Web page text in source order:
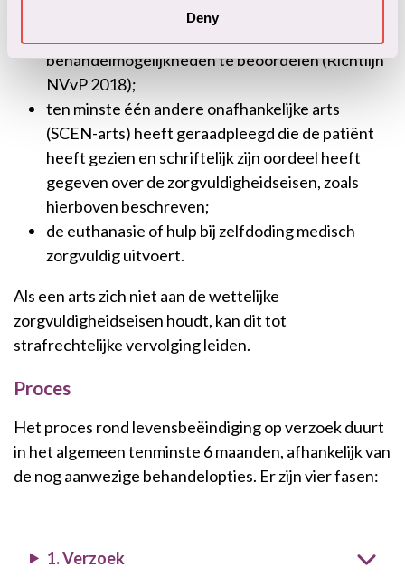
Deny
van de SCEN-arts een onafhankelijk psychiater
behandelmogelijkheden te beoordelen (Richtlijn
NVvP 2018);
ten minste één andere onafhankelijke arts
(SCEN-arts) heeft geraadpleegd die de patiënt
heeft gezien en schriftelijk zijn oordeel heeft
gegeven over de zorgvuldigheidseisen, zoals
hierboven beschreven;
de euthanasie of hulp bij zelfdoding medisch
zorgvuldig uitvoert.
Als een arts zich niet aan de wettelijke
zorgvuldigheidseisen houdt, kan dit tot
strafrechtelijke vervolging leiden.
Proces
Het proces rond levensbeëindiging op verzoek duurt
in het algemeen tenminste 6 maanden, afhankelijk van
de nog aanwezige behandelopties. Er zijn vier fasen:
1. Verzoek